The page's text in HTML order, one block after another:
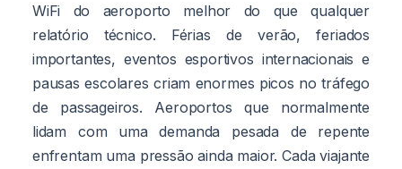
WiFi do aeroporto melhor do que qualquer
relatório técnico. Férias de verão, feriados
importantes, eventos esportivos internacionais e
pausas escolares criam enormes picos no tráfego
de passageiros. Aeroportos que normalmente
lidam com uma demanda pesada de repente
enfrentam uma pressão ainda maior. Cada viajante